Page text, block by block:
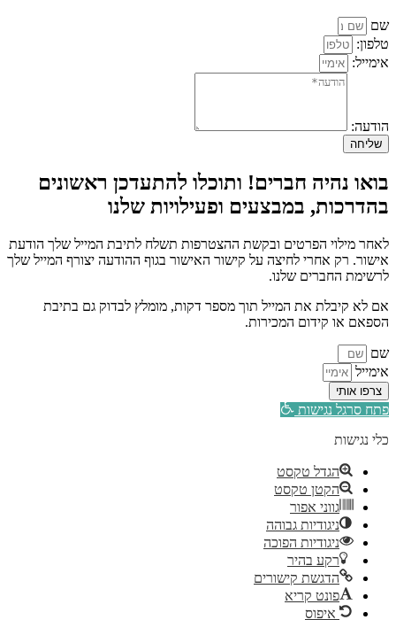
שם
טלפון:
אימייל:
הודעה:
שליחה
בואו נהיה חברים! ותוכלו להתעדכן ראשונים
בהדרכות, במבצעים ופעילויות שלנו
לאחר מילוי הפרטים ובקשת ההצטרפות תשלח לתיבת המייל שלך הודעת
אישור. רק אחרי לחיצה על קישור האישור בגוף ההודעה יצורף המייל שלך
לרשימת החברים שלנו.
אם לא קיבלת את המייל תוך מספר דקות, מומלץ לבדוק גם בתיבת
הספאם או קידום המכירות.
שם
אימייל
צרפו אותי
פתח סרגל נגישות
כלי נגישות
הגדל טקסט
הקטן טקסט
גווני אפור
ניגודיות גבוהה
ניגודיות הפוכה
רקע בהיר
הדגשת קישורים
פונט קריא
איפוס